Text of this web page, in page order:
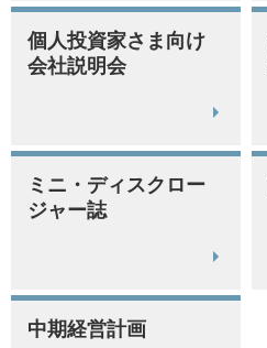
個人投資家さま向け
会社説明会
ミニ・ディスクロー
ジャー誌
中期経営計画